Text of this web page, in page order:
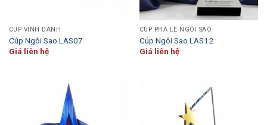
CÚP VINH DANH
Cúp Ngôi Sao LAS07
Giá liên hệ
CÚP PHA LÊ NGÔI SAO
Cúp Ngôi Sao LAS12
Giá liên hệ